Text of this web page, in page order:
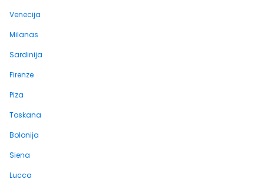
Venecija
Milanas
Sardinija
Firenze
Piza
Toskana
Bolonija
Siena
Lucca